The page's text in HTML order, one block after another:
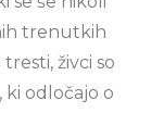
trenutkih
živci so
ki odločajo o